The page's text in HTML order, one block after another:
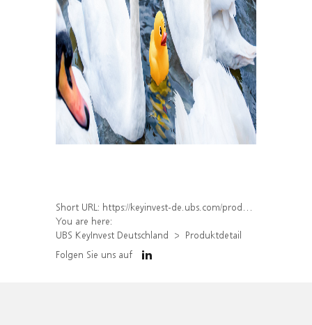
Short URL: https://keyinvest-de.ubs.com/produkt/detail/index/isin/DE000WA60WX9
You are here:
UBS KeyInvest Deutschland
Produktdetail
Folgen Sie uns auf